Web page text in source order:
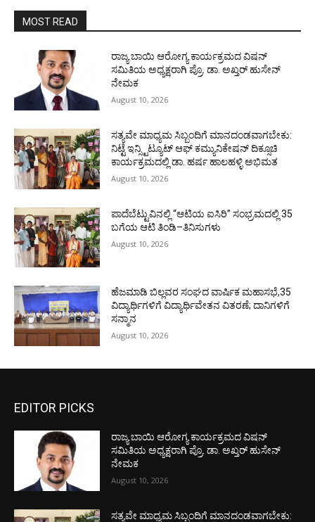
MOST READ
ರಾಜ್ಯ ಬಾಯಿ ಆರೋಗ್ಯ ಕಾರ್ಯಕ್ರಮದ ವಿಷನ್
ಸಮಿತಿಯ ಅಧ್ಯಕ್ಷರಾಗಿ ಪ್ರೊ. ಡಾ. ಅಖ್ತರ್ ಹುಸೇನ್
ನೇಮಕ
August 10, 2026
ಸತ್ಯವೇ ಮಾಧ್ಯಮ ಸಿಬ್ಬಂದಿಗೆ ಮಾನದಂಡವಾಗಬೇಕು:
ನಿಟ್ಟೆ ಇನ್ಸ್ಟಿಟ್ಯೂಟ್ ಆಫ್ ಕಮ್ಯುನಿಕೇಷನ್ ದಿಕ್ಸೂಚಿ
ಕಾರ್ಯಕ್ರಮದಲ್ಲಿ ಡಾ. ಹರ್ಷ ಹಾಲಹಳ್ಳಿ ಅಭಿಮತ
August 10, 2026
ಪಾದೆಬೆಟ್ಟುವಿನಲ್ಲಿ “ಆಟಿಯ ಐಸಿರಿ’’ ಸಂಭ್ರಮದಲ್ಲಿ 35
ಬಗೆಯ ಆಟಿ ತಿಂಡಿ–ತಿನಿಸುಗಳು
August 10, 2026
ಹೆಜಮಾಡಿ ಬಿಲ್ಲವರ ಸಂಘದ ವಾರ್ಷಿಕ ಮಹಾಸಭೆ,35
ವಿದ್ಯಾರ್ಥಿಗಳಿಗೆ ವಿದ್ಯಾರ್ಥಿವೇತನ ವಿತರಣೆ; ದಾನಿಗಳಿಗೆ
ಸನ್ಮಾನ
August 10, 2026
EDITOR PICKS
ರಾಜ್ಯ ಬಾಯಿ ಆರೋಗ್ಯ ಕಾರ್ಯಕ್ರಮದ ವಿಷನ್
ಸಮಿತಿಯ ಅಧ್ಯಕ್ಷರಾಗಿ ಪ್ರೊ. ಡಾ. ಅಖ್ತರ್ ಹುಸೇನ್
ನೇಮಕ
August 10, 2026
ಸತ್ಯವೇ ಮಾಧ್ಯಮ ಸಿಬ್ಬಂದಿಗೆ ಮಾನದಂಡವಾಗಬೇಕು: